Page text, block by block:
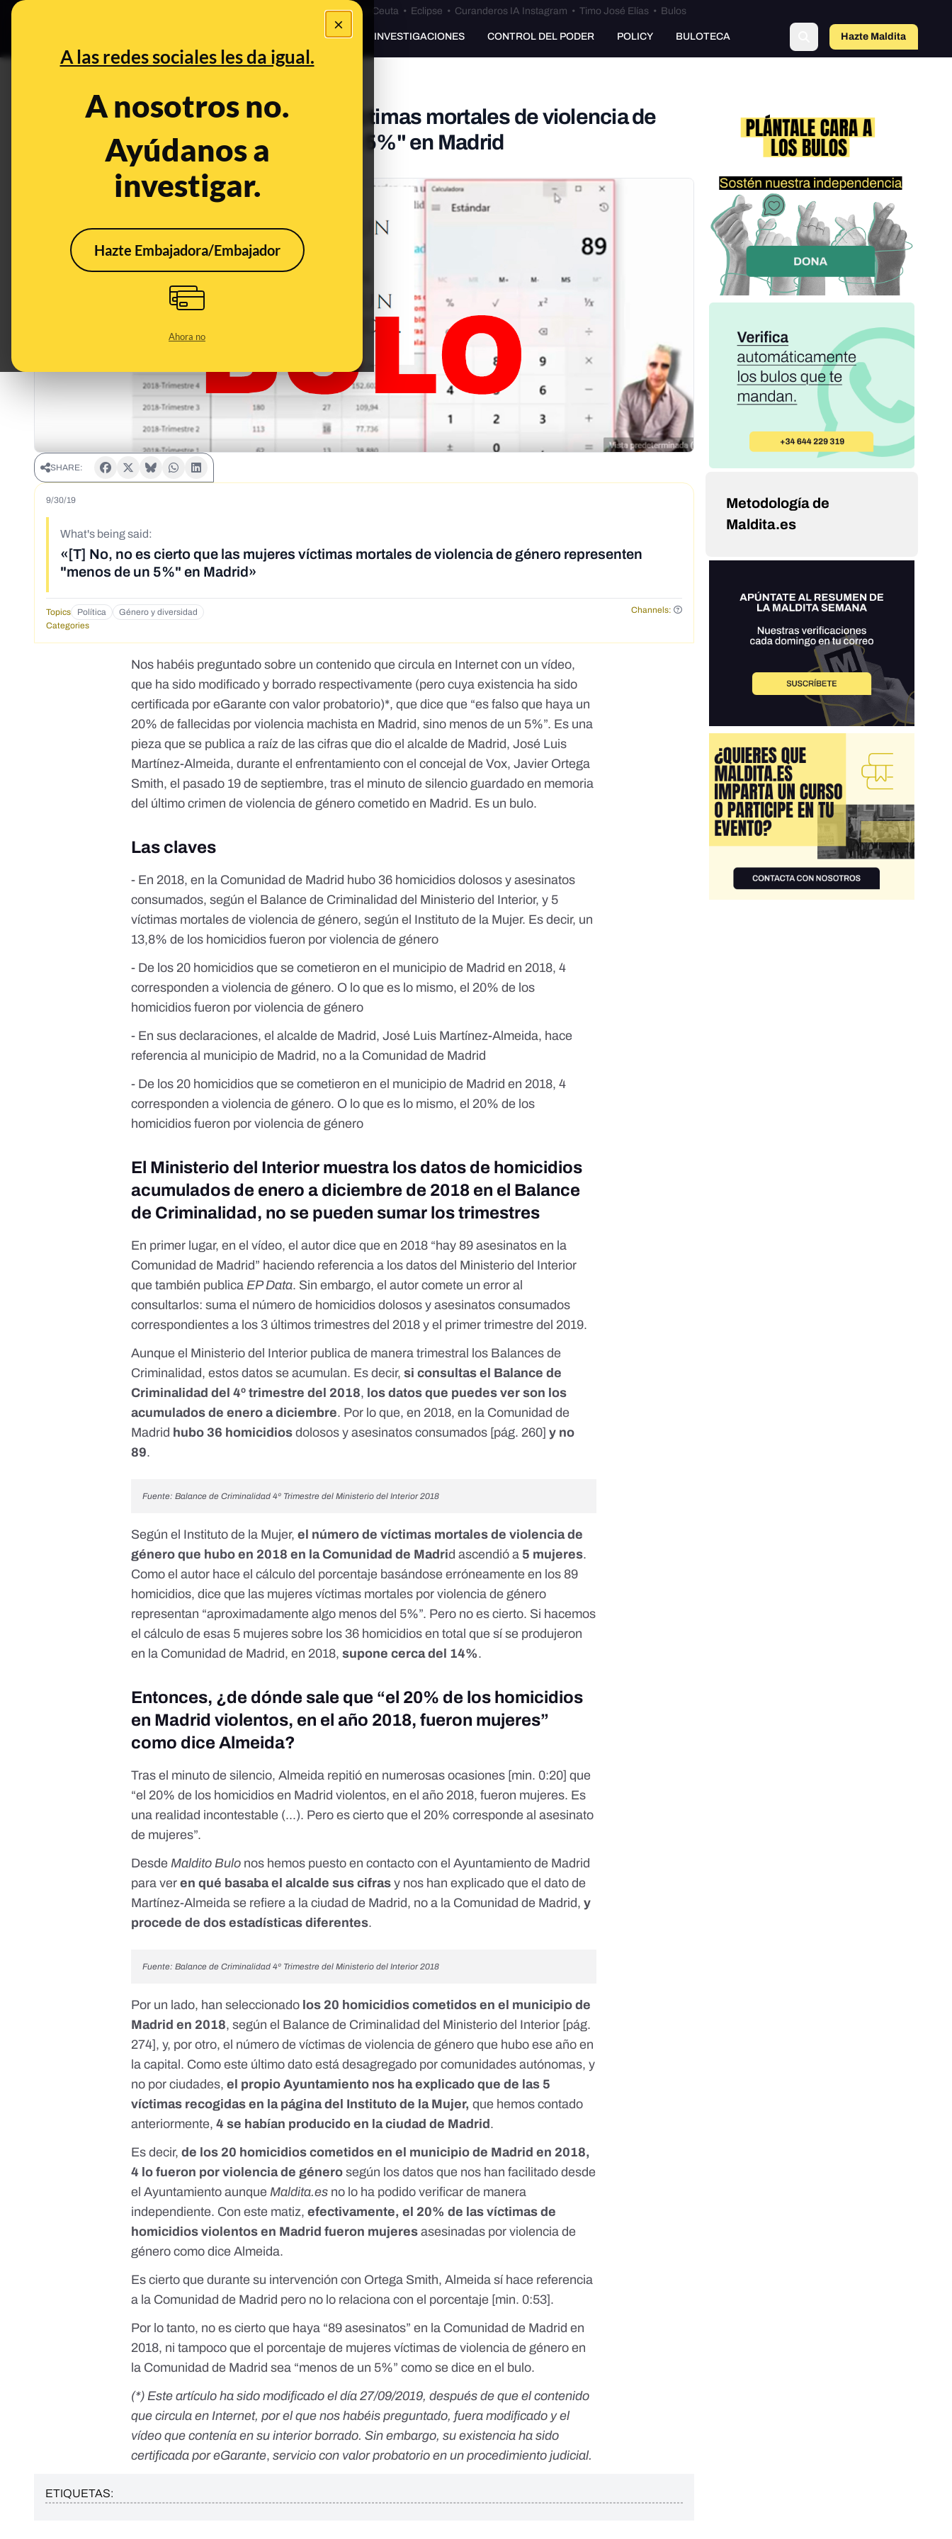
×
A las redes sociales les da igual.
A nosotros no.
Ayúdanos a
investigar.
Hazte Embajadora/Embajador
Ahora no
Especial Ceuta•Bulos Ceuta • Eclipse • Curanderos IA Instagram • Timo José Elías • Bulos
PREBUNKING INVESTIGACIONES CONTROL DEL PODER POLICY BULOTECA Hazte Maldito
No, no es cierto que las mujeres víctimas mortales de violencia de
género representen "menos de un 5%" en Madrid
Sep 26, 2019, 8:07:59 AM
SHARE:
9/30/19
What's being said:
«[T] No, no es cierto que las mujeres víctimas mortales de violencia de género representen
"menos de un 5%" en Madrid»
Topics Política Género y diversidad
Channels:
Categories
Nos habéis preguntado sobre un contenido que circula en Internet con un vídeo,
que ha sido modificado y borrado respectivamente (perocuya existencia ha sido
certificada por eGarante con valor probatorio)*, que dice que “es falso que haya un
20% de fallecidas por violencia machista en Madrid, sino menos de un 5%”. Es una
pieza que se publica a raíz de las cifras que dio el alcalde de Madrid, José Luis
Martínez-Almeida, durante elenfrentamiento con el concejal de Vox, Javier Ortega
Smith, el pasado 19 de septiembre, trasel minuto de silencio guardado en memoria
del último crimen de violencia de género cometido en Madrid. Es un bulo.
Las claves
- En 2018, en la Comunidad de Madrid hubo 36 homicidios dolosos y asesinatos
consumados, según el Balance de Criminalidad del Ministerio del Interior, y 5
víctimas mortales de violencia de género, según el Instituto de la Mujer. Es decir, un
13,8% de los homicidios fueron por violencia de género
- De los 20 homicidios que se cometieron en el municipio de Madrid en 2018, 4
corresponden a violencia de género. O lo que es lo mismo, el 20% de los
homicidios fueron por violencia de género
- En sus declaraciones, el alcalde de Madrid, José Luis Martínez-Almeida, hace
referencia al municipio de Madrid, no a la Comunidad de Madrid
- De los 20 homicidios que se cometieron en el municipio de Madrid en 2018, 4
corresponden a violencia de género. O lo que es lo mismo, el 20% de los
homicidios fueron por violencia de género
El Ministerio del Interior muestra los datos de homicidios
acumulados de enero a diciembre de 2018 en el Balance
de Criminalidad, no se pueden sumar los trimestres
En primer lugar, en el vídeo, el autor dice que en 2018 “hay 89 asesinatos en la
Comunidad de Madrid” haciendo referencia a los datos del Ministerio del Interior
que también publicaEP Data. Sin embargo, el autor comete un error al
consultarlos: suma el número de homicidios dolosos y asesinatos consumados
correspondientes a los 3 últimos trimestres del 2018 y el primer trimestre del 2019.
Aunque el Ministerio del Interior publica de manera trimestral los Balances de
Criminalidad, estos datos se acumulan. Es decir, si consultas el Balance de
Criminalidad del 4º trimestre del 2018, los datos que puedes ver son los
acumulados de enero a diciembre. Por lo que, en 2018, en la Comunidad de
Madrid hubo 36 homicidios dolosos y asesinatos consumados [pág. 260] y no
89.
Fuente:Balance de Criminalidad 4º Trimestre del Ministerio del Interior 2018
Según el Instituto de la Mujer,el número de víctimas mortales de violencia de
género que hubo en 2018 en la Comunidad de Madrid ascendió a 5 mujeres.
Como el autor hace el cálculo del porcentaje basándose erróneamente en los 89
homicidios, dice que las mujeres víctimas mortales por violencia de género
representan “aproximadamente algo menos del 5%”. Pero no es cierto. Si hacemos
el cálculo de esas 5 mujeres sobre los 36 homicidios en total que sí se produjeron
en la Comunidad de Madrid, en 2018, supone cerca del 14%.
Entonces, ¿de dónde sale que “el 20% de los homicidios
en Madrid violentos, en el año 2018, fueron mujeres”
como dice Almeida?
Tras el minuto de silencio, Almeida repitió en numerosas ocasiones [min. 0:20] que
“el 20% de los homicidios en Madrid violentos, en el año 2018, fueron mujeres. Es
una realidad incontestable (...). Pero es cierto que el 20% corresponde al asesinato
de mujeres”.
DesdeMaldito Bulo nos hemos puesto en contacto con el Ayuntamiento de Madrid
para veren qué basaba el alcalde sus cifrasy nos han explicado que el dato de
Martínez-Almeida se refiere a la ciudad de Madrid, no a la Comunidad de Madrid,y
procede de dos estadísticas diferentes.
Fuente:Balance de Criminalidad 4º Trimestre del Ministerio del Interior 2018
Por un lado, han seleccionado los 20 homicidios cometidos en el municipio de
Madrid en 2018, según el Balance de Criminalidad del Ministerio del Interior [pág.
274], y, por otro, el número de víctimas de violencia de género que hubo ese año en
la capital. Comoeste último dato está desagregado por comunidades autónomas, y
no por ciudades, el propio Ayuntamiento nos ha explicado que de las 5
víctimas recogidas en la página del Instituto de la Mujer, que hemos contado
anteriormente,4 se habían producido en la ciudad de Madrid .
Es decir,de los 20 homicidios cometidos en el municipio de Madrid en 2018,
4 lo fueron por violencia de génerosegún los datos que nos han facilitado desde
el Ayuntamiento aunqueMaldita.es no lo ha podido verificar de manera
independiente. Con este matiz, efectivamente, el 20% de las víctimas de
homicidios violentos en Madrid fueron mujeresasesinadas por violencia de
género como dice Almeida.
Es cierto que durante su intervención con Ortega Smith, Almeida sí hace referencia
a la Comunidad de Madrid pero no lo relaciona con el porcentaje [min. 0:53].
Por lo tanto, no es cierto que haya “89 asesinatos” en la Comunidad de Madrid en
2018, ni tampoco que el porcentaje de mujeres víctimas de violencia de género en
la Comunidad de Madrid sea “menos de un 5%” como se dice en el bulo.
(*) Este artículo ha sido modificado el día 27/09/2019, después de que el contenido
que circula en Internet, por el que nos habéis preguntado, fuera modificado yel
vídeo que contenía en su interior borrado. Sin embargo,su existencia ha sido
certificada por eGarante, servicio con valor probatorio en un procedimiento judicial.
ETIQUETAS:
Metodología de
Maldita.es